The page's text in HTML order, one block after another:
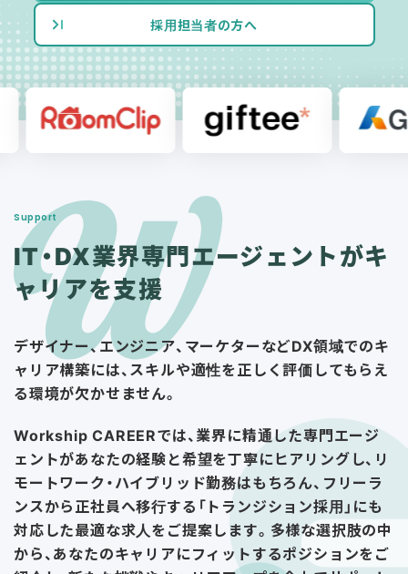
採用担当者の方へ
Support
IT・DX業界専門エージェントがキ
ャリアを支援
デザイナー、エンジニア、マーケターなどDX領域でのキ
ャリア構築には、スキルや適性を正しく評価してもらえ
る環境が欠かせません。
Workship CAREERでは、業界に精通した専門エージ
ェントがあなたの経験と希望を丁寧にヒアリングし、リ
モートワーク・ハイブリッド勤務はもちろん、フリーラ
ンスから正社員へ移行する「トランジション採用」にも
対応した最適な求人をご提案します。多様な選択肢の中
から、あなたのキャリアにフィットするポジションをご